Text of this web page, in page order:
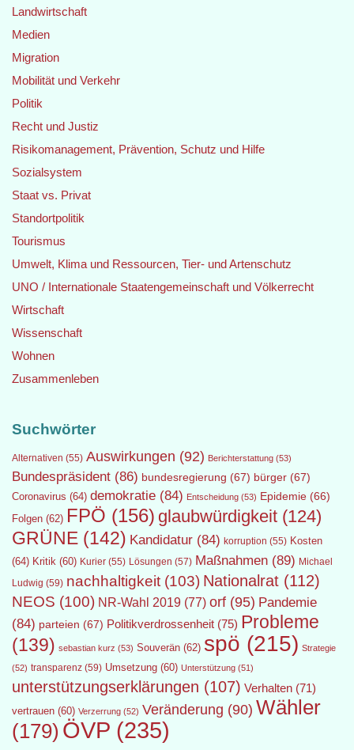
Landwirtschaft
Medien
Migration
Mobilität und Verkehr
Politik
Recht und Justiz
Risikomanagement, Prävention, Schutz und Hilfe
Sozialsystem
Staat vs. Privat
Standortpolitik
Tourismus
Umwelt, Klima und Ressourcen, Tier- und Artenschutz
UNO / Internationale Staatengemeinschaft und Völkerrecht
Wirtschaft
Wissenschaft
Wohnen
Zusammenleben
Suchwörter
Alternativen (55) Auswirkungen (92) Berichterstattung (53)
Bundespräsident (86) bundesregierung (67) bürger (67)
Coronavirus (64) demokratie (84) Entscheidung (53) Epidemie (66)
Folgen (62) FPÖ (156) glaubwürdigkeit (124)
GRÜNE (142) Kandidatur (84) korruption (55) Kosten
(64) Kritik (60) Kurier (55) Lösungen (57) Maßnahmen (89) Michael
Ludwig (59) nachhaltigkeit (103) Nationalrat (112)
NEOS (100) NR-Wahl 2019 (77) orf (95) Pandemie
(84) parteien (67) Politikverdrossenheit (75) Probleme
(139) sebastian kurz (53) Souverän (62) spö (215) Strategie
(52) transparenz (59) Umsetzung (60) Unterstützung (51)
unterstützungserklärungen (107) Verhalten (71)
vertrauen (60) Verzerrung (52) Veränderung (90) Wähler
(179) ÖVP (235)